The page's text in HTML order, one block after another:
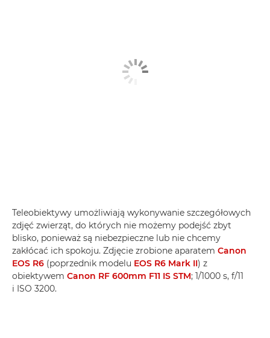
Teleobiektywy umożliwiają wykonywanie szczegółowych
zdjęć zwierząt, do których nie możemy podejść zbyt
blisko, ponieważ są niebezpieczne lub nie chcemy
zakłócać ich spokoju. Zdjęcie zrobione aparatem Canon
EOS R6 (poprzednik modelu EOS R6 Mark II) z
obiektywem Canon RF 600mm F11 IS STM; 1/1000 s, f/11
i ISO 3200.